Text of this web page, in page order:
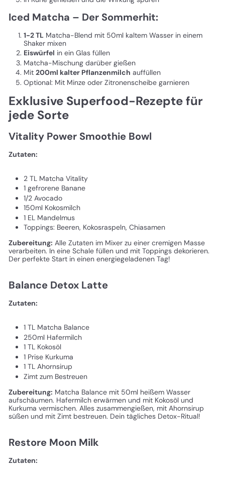
Iced Matcha – Der Sommerhit:
1-2 TL Matcha-Blend mit 50ml kaltem Wasser in einem
Shaker mixen
Eiswürfel in ein Glas füllen
Matcha-Mischung darüber gießen
Mit 200ml kalter Pflanzenmilch auffüllen
Optional: Mit Minze oder Zitronenscheibe garnieren
Exklusive Superfood-Rezepte für
jede Sorte
Vitality Power Smoothie Bowl
Zutaten:
2 TL Matcha Vitality
1 gefrorene Banane
1/2 Avocado
150ml Kokosmilch
1 EL Mandelmus
Toppings: Beeren, Kokosraspeln, Chiasamen
Zubereitung: Alle Zutaten im Mixer zu einer cremigen Masse
verarbeiten. In eine Schale füllen und mit Toppings dekorieren.
Der perfekte Start in einen energiegeladenen Tag!
Balance Detox Latte
Zutaten:
1 TL Matcha Balance
250ml Hafermilch
1 TL Kokosöl
1 Prise Kurkuma
1 TL Ahornsirup
Zimt zum Bestreuen
Zubereitung: Matcha Balance mit 50ml heißem Wasser
aufschäumen. Hafermilch erwärmen und mit Kokosöl und
Kurkuma vermischen. Alles zusammengießen, mit Ahornsirup
süßen und mit Zimt bestreuen. Dein tägliches Detox-Ritual!
Restore Moon Milk
Zutaten: